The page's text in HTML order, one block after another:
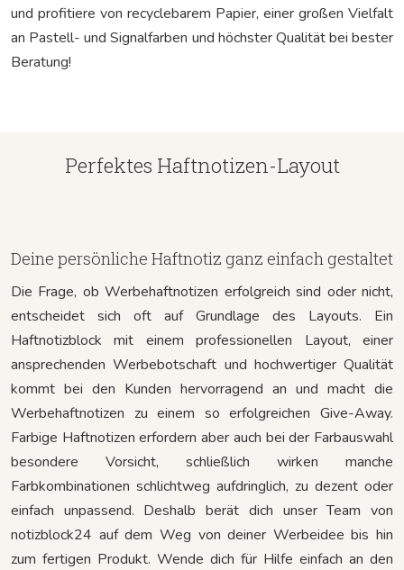
und profitiere von recyclebarem Papier, einer großen Vielfalt
an Pastell- und Signalfarben und höchster Qualität bei bester
Beratung!
Perfektes Haftnotizen-Layout
Deine persönliche Haftnotiz ganz einfach gestaltet
Die Frage, ob Werbehaftnotizen erfolgreich sind oder nicht,
entscheidet sich oft auf Grundlage des Layouts. Ein
Haftnotizblock mit einem professionellen Layout, einer
ansprechenden Werbebotschaft und hochwertiger Qualität
kommt bei den Kunden hervorragend an und macht die
Werbehaftnotizen zu einem so erfolgreichen Give-Away.
Farbige Haftnotizen erfordern aber auch bei der Farbauswahl
besondere Vorsicht, schließlich wirken manche
Farbkombinationen schlichtweg aufdringlich, zu dezent oder
einfach unpassend. Deshalb berät dich unser Team von
notizblock24 auf dem Weg von deiner Werbeidee bis hin
zum fertigen Produkt. Wende dich für Hilfe einfach an den